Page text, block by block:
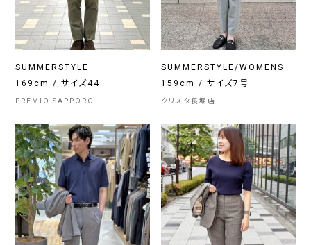
SUMMERSTYLE
169cm / サイズ44
PREMIO SAPPORO
SUMMERSTYLE/WOMENS
159cm / サイズ7号
クリスタ長堀店